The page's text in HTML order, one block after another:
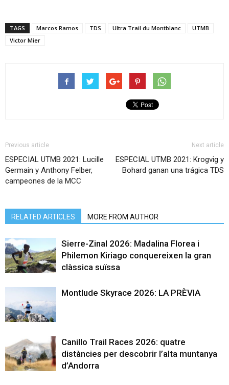
TAGS Marcos Ramos TDS Ultra Trail du Montblanc
UTMB
Victor Mier
Previous article
ESPECIAL UTMB 2021: Lucille
Germain y Anthony Felber,
campeones de la MCC
Next article
ESPECIAL UTMB 2021: Krogvig y
Bohard ganan una trágica TDS
RELATED ARTICLES MORE FROM AUTHOR
Sierre-Zinal 2026: Madalina Florea i
Philemon Kiriago conquereixen la gran
clàssica suïssa
Montlude Skyrace 2026: LA PRÈVIA
Canillo Trail Races 2026: quatre
distàncies per descobrir l’alta muntanya
d’Andorra